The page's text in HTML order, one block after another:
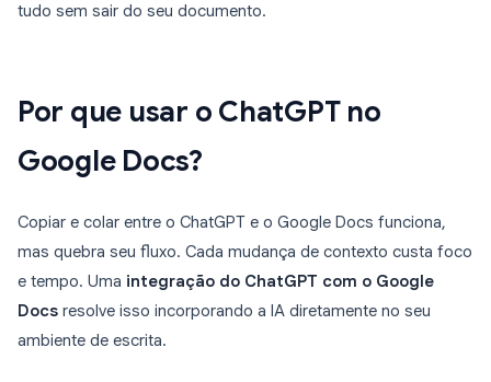
tudo sem sair do seu documento.
Por que usar o ChatGPT no
Google Docs?
Copiar e colar entre o ChatGPT e o Google Docs funciona,
mas quebra seu fluxo. Cada mudança de contexto custa foco
e tempo. Uma integração do ChatGPT com o Google
Docs resolve isso incorporando a IA diretamente no seu
ambiente de escrita.